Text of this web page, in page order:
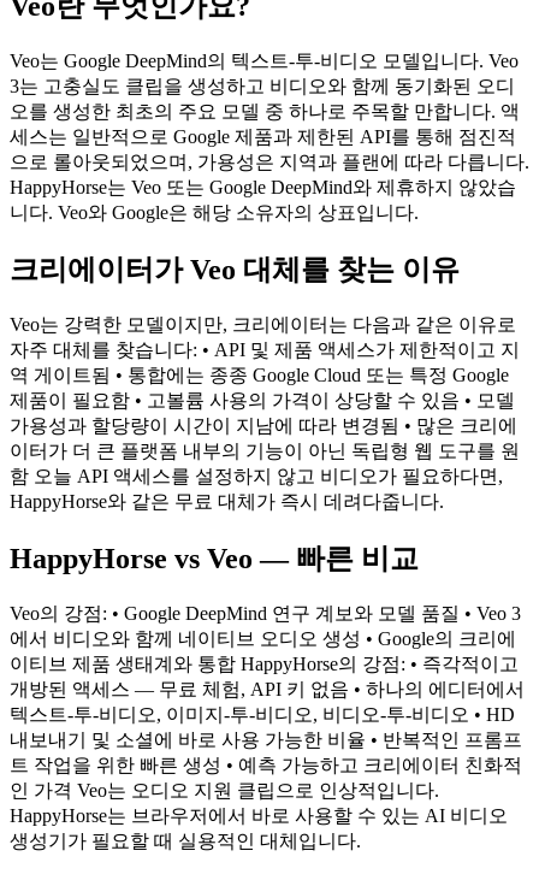
Veo란 무엇인가요?
Veo는 Google DeepMind의 텍스트-투-비디오 모델입니다. Veo
3는 고충실도 클립을 생성하고 비디오와 함께 동기화된 오디
오를 생성한 최초의 주요 모델 중 하나로 주목할 만합니다. 액
세스는 일반적으로 Google 제품과 제한된 API를 통해 점진적
으로 롤아웃되었으며, 가용성은 지역과 플랜에 따라 다릅니다.
HappyHorse는 Veo 또는 Google DeepMind와 제휴하지 않았습
니다. Veo와 Google은 해당 소유자의 상표입니다.
크리에이터가 Veo 대체를 찾는 이유
Veo는 강력한 모델이지만, 크리에이터는 다음과 같은 이유로
자주 대체를 찾습니다: • API 및 제품 액세스가 제한적이고 지
역 게이트됨 • 통합에는 종종 Google Cloud 또는 특정 Google
제품이 필요함 • 고볼륨 사용의 가격이 상당할 수 있음 • 모델
가용성과 할당량이 시간이 지남에 따라 변경됨 • 많은 크리에
이터가 더 큰 플랫폼 내부의 기능이 아닌 독립형 웹 도구를 원
함 오늘 API 액세스를 설정하지 않고 비디오가 필요하다면,
HappyHorse와 같은 무료 대체가 즉시 데려다줍니다.
HappyHorse vs Veo — 빠른 비교
Veo의 강점: • Google DeepMind 연구 계보와 모델 품질 • Veo 3
에서 비디오와 함께 네이티브 오디오 생성 • Google의 크리에
이티브 제품 생태계와 통합 HappyHorse의 강점: • 즉각적이고
개방된 액세스 — 무료 체험, API 키 없음 • 하나의 에디터에서
텍스트-투-비디오, 이미지-투-비디오, 비디오-투-비디오 • HD
내보내기 및 소셜에 바로 사용 가능한 비율 • 반복적인 프롬프
트 작업을 위한 빠른 생성 • 예측 가능하고 크리에이터 친화적
인 가격 Veo는 오디오 지원 클립으로 인상적입니다.
HappyHorse는 브라우저에서 바로 사용할 수 있는 AI 비디오
생성기가 필요할 때 실용적인 대체입니다.